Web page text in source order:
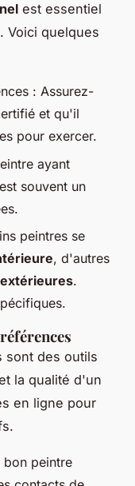
est essentiel
Voici quelques
: Assurez-
et qu'il
pour exercer.
ayant
souvent un
peintres se
, d'autres
.
sont des outils
la qualité d'un
en ligne pour
bon peintre